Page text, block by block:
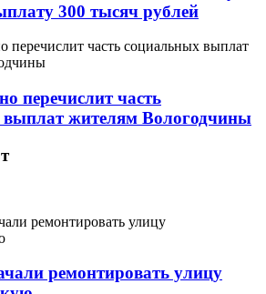
300 тысяч рублей
перечислит часть
жителям Вологодчины
ремонтировать улицу